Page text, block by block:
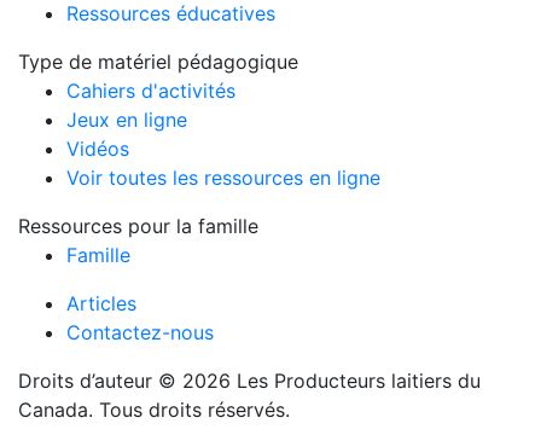
Ressources éducatives
Type de matériel pédagogique
Cahiers d'activités
Jeux en ligne
Vidéos
Voir toutes les ressources en ligne
Ressources pour la famille
Famille
Droits d’auteur © 2026 Les Producteurs laitiers du
Canada. Tous droits réservés.
Articles
Contactez-nous